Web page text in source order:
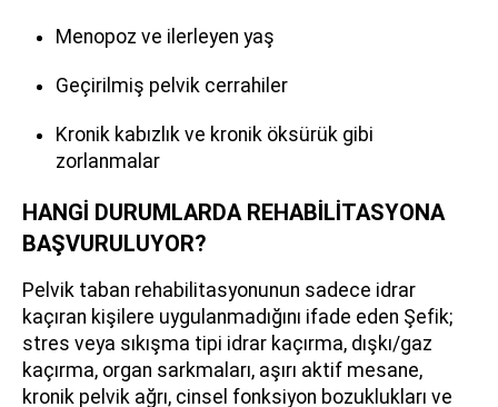
Menopoz ve ilerleyen yaş
Geçirilmiş pelvik cerrahiler
Kronik kabızlık ve kronik öksürük gibi
zorlanmalar
HANGİ DURUMLARDA REHABİLİTASYONA
BAŞVURULUYOR?
Pelvik taban rehabilitasyonunun sadece idrar
kaçıran kişilere uygulanmadığını ifade eden Şefik;
stres veya sıkışma tipi idrar kaçırma, dışkı/gaz
kaçırma, organ sarkmaları, aşırı aktif mesane,
kronik pelvik ağrı, cinsel fonksiyon bozuklukları ve